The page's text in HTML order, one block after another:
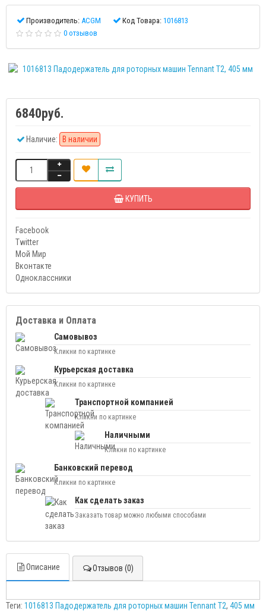
Производитель: ACGM Код Товара: 1016813
0 отзывов
6840руб.
Наличие: В наличии
КУПИТЬ
Facebook
Twitter
Мой Мир
Вконтакте
Одноклассники
Доставка и Оплата
Самовывоз
Кликни по картинке
Курьерская доставка
Кликни по картинке
Транспортной компанией
Кликни по картинке
Наличными
Кликни по картинке
Банковский перевод
Кликни по картинке
Как сделать заказ
Заказать товар можно любыми способами
Описание Отзывов (0)
Теги: 1016813 Падодержатель для роторных машин Tennant T2, 405 мм